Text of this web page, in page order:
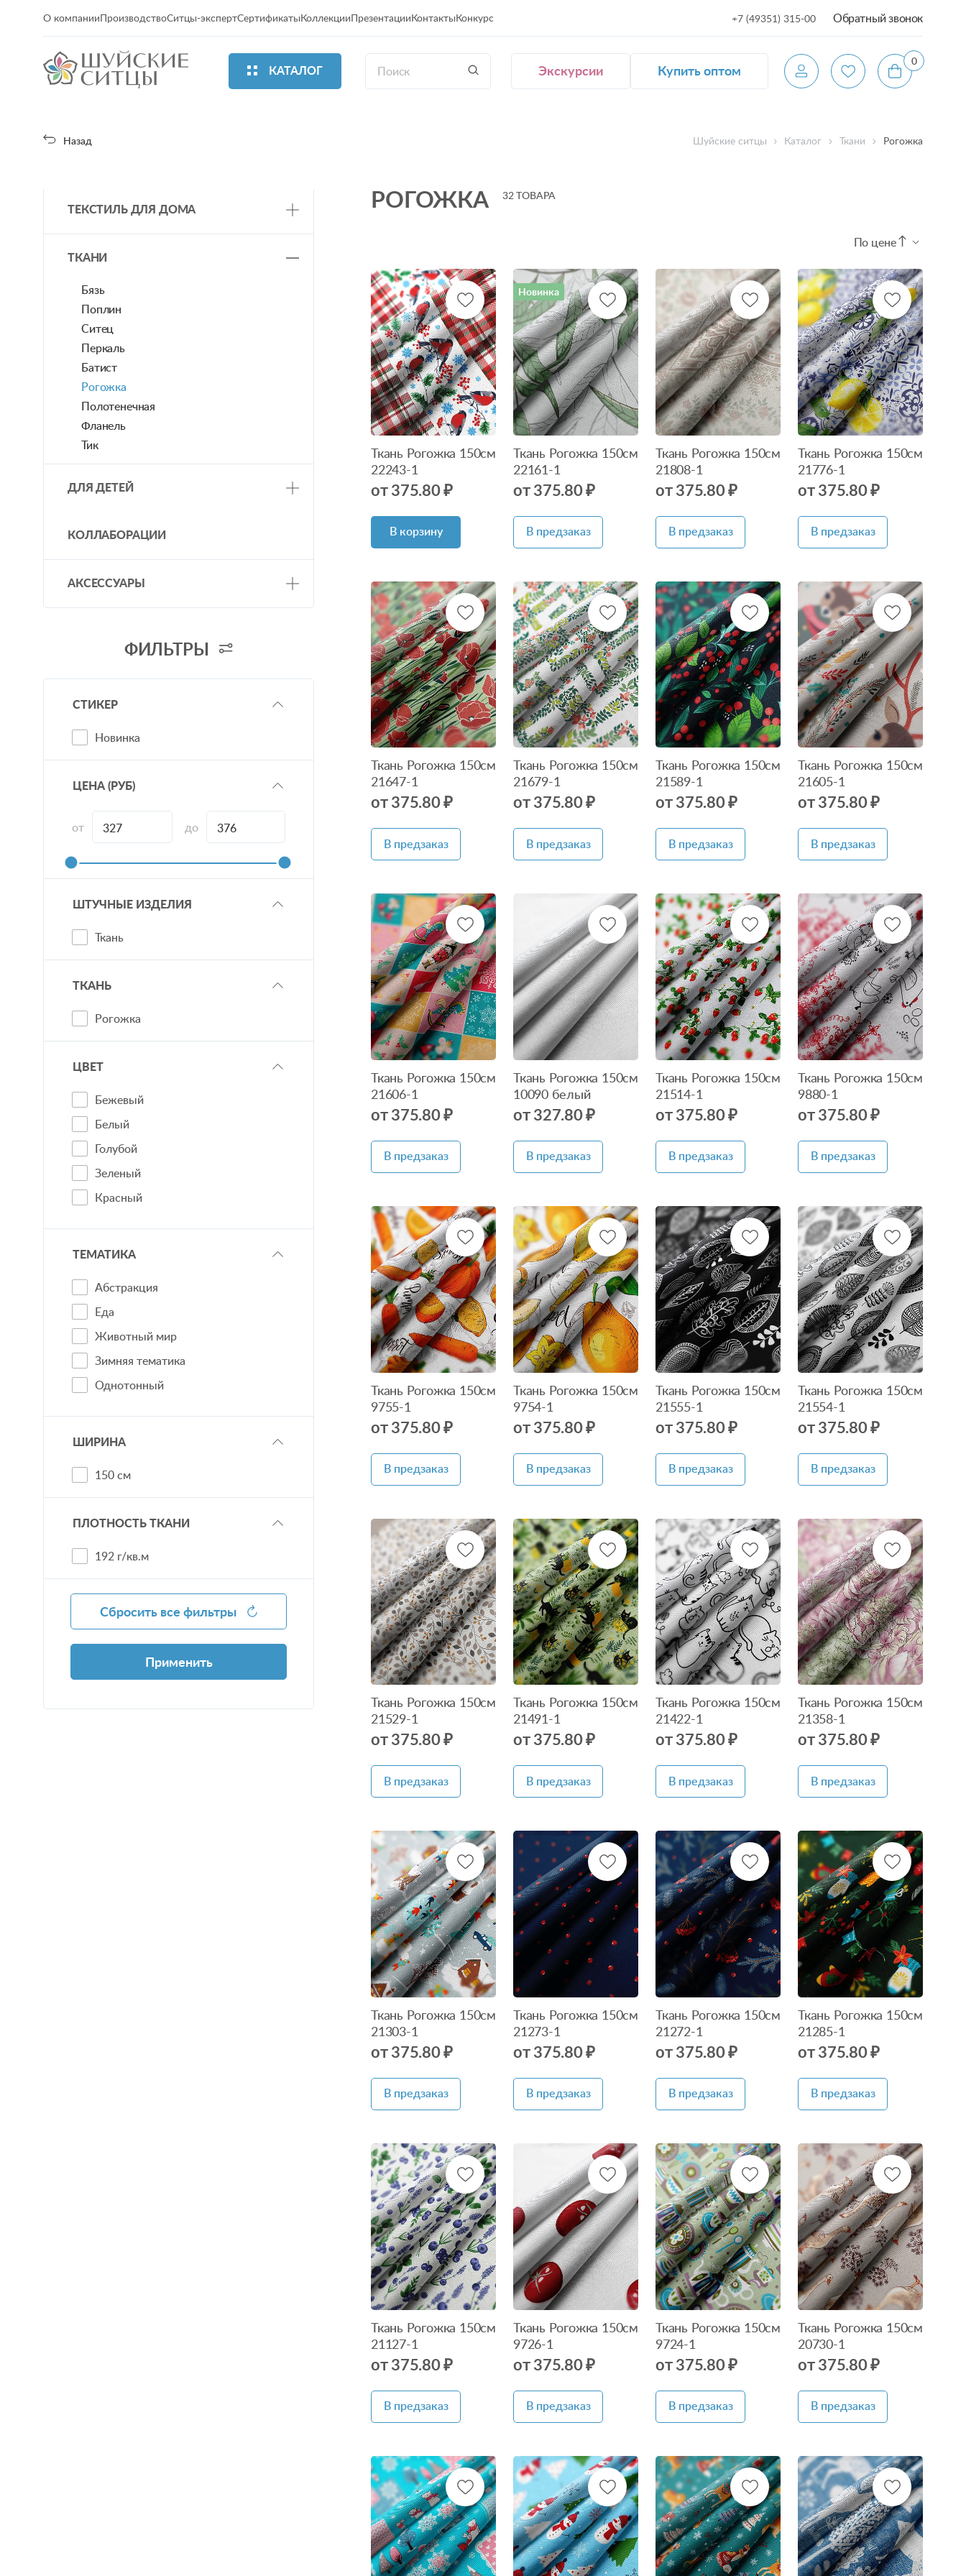
О компанииПроизводствоСитцы-экспертСертификатыКоллекцииПрезентацииКонтактыКонкурс +7 (49351) 315-00 Обратный звонок
КАТАЛОГ Экскурсии Купить оптом
0
Назад Шуйские ситцы Каталог Ткани Рогожка
ТЕКСТИЛЬ ДЛЯ ДОМА
Одеяла/ подушки/ покрывала
ТКАНИ
Бязь
Поплин
Ситец
Перкаль
Батист
Рогожка
Полотенечная
Фланель
Тик
ДЛЯ ДЕТЕЙ
КОЛЛАБОРАЦИИ
АКСЕССУАРЫ
ФИЛЬТРЫ
СТИКЕР
Новинка
ЦЕНА(РУБ)
от до
ШТУЧНЫЕ ИЗДЕЛИЯ
Ткань
ТКАНЬ
Рогожка
ЦВЕТ
Бежевый
Белый
Голубой
Зеленый
Красный
Розовый
Синий
Фиолетовый
ТЕМАТИКА
Абстракция
Еда
Животный мир
Зимняя тематика
Однотонный
Персонаж
Сюжет
Цветы
ШИРИНА
150 см
ПЛОТНОСТЬ ТКАНИ
192 г/кв.м
Сбросить все фильтры
Применить
РОГОЖКА 32 ТОВАРА
По цене
Ткань Рогожка 150см
22243-1
от 375.80 ₽
В корзину
Нет в
наличии
Новинка
Ткань Рогожка 150см
22161-1
от 375.80 ₽
В предзаказ
Нет в
наличии
Ткань Рогожка 150см
21808-1
от 375.80 ₽
В предзаказ
Нет в
наличии
Ткань Рогожка 150см
21776-1
от 375.80 ₽
В предзаказ
Нет в
наличии
Ткань Рогожка 150см
21647-1
от 375.80 ₽
В предзаказ
Нет в
наличии
Ткань Рогожка 150см
21679-1
от 375.80 ₽
В предзаказ
Нет в
наличии
Ткань Рогожка 150см
21589-1
от 375.80 ₽
В предзаказ
Нет в
наличии
Ткань Рогожка 150см
21605-1
от 375.80 ₽
В предзаказ
Нет в
наличии
Ткань Рогожка 150см
21606-1
от 375.80 ₽
В предзаказ
Нет в
наличии
Ткань Рогожка 150см
10090 белый
от 327.80 ₽
В предзаказ
Нет в
наличии
Ткань Рогожка 150см
21514-1
от 375.80 ₽
В предзаказ
Нет в
наличии
Ткань Рогожка 150см
9880-1
от 375.80 ₽
В предзаказ
Нет в
наличии
Ткань Рогожка 150см
9755-1
от 375.80 ₽
В предзаказ
Нет в
наличии
Ткань Рогожка 150см
9754-1
от 375.80 ₽
В предзаказ
Нет в
наличии
Ткань Рогожка 150см
21555-1
от 375.80 ₽
В предзаказ
Нет в
наличии
Ткань Рогожка 150см
21554-1
от 375.80 ₽
В предзаказ
Нет в
наличии
Ткань Рогожка 150см
21529-1
от 375.80 ₽
В предзаказ
Нет в
наличии
Ткань Рогожка 150см
21491-1
от 375.80 ₽
В предзаказ
Нет в
наличии
Ткань Рогожка 150см
21422-1
от 375.80 ₽
В предзаказ
Нет в
наличии
Ткань Рогожка 150см
21358-1
от 375.80 ₽
В предзаказ
Нет в
наличии
Ткань Рогожка 150см
21303-1
от 375.80 ₽
В предзаказ
Нет в
наличии
Ткань Рогожка 150см
21273-1
от 375.80 ₽
В предзаказ
Нет в
наличии
Ткань Рогожка 150см
21272-1
от 375.80 ₽
В предзаказ
Нет в
наличии
Ткань Рогожка 150см
21285-1
от 375.80 ₽
В предзаказ
Нет в
наличии
Ткань Рогожка 150см
21127-1
от 375.80 ₽
В предзаказ
Нет в
наличии
Ткань Рогожка 150см
9726-1
от 375.80 ₽
В предзаказ
Нет в
наличии
Ткань Рогожка 150см
9724-1
от 375.80 ₽
В предзаказ
Нет в
наличии
Ткань Рогожка 150см
20730-1
от 375.80 ₽
В предзаказ
Нет в
наличии
Нет в
наличии
Нет в
наличии
Нет в
наличии